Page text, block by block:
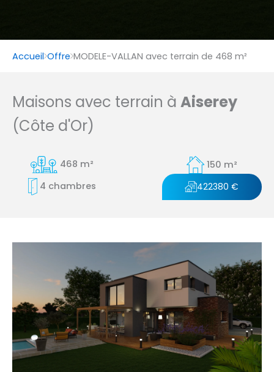
Accueil Offre MODELE-VALLAN avec terrain de 468 m²
Maisons avec terrain à Aiserey
(Côte d'Or)
468 m²
150 m²
4 chambres
422380 €